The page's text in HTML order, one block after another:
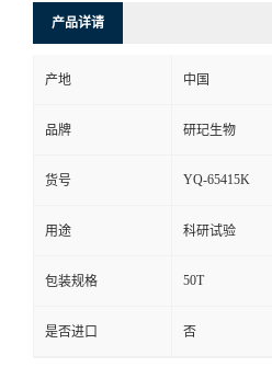
产品详请
产地 中国
品牌 研玘生物
货号 YQ-65415K
用途 科研试验
包装规格 50T
是否进口 否